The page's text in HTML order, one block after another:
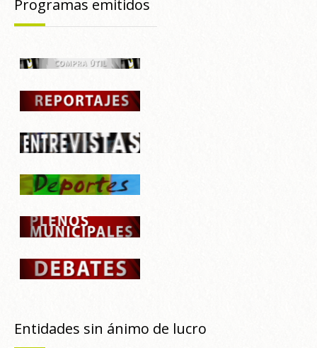
Programas emitidos
Entidades sin ánimo de lucro